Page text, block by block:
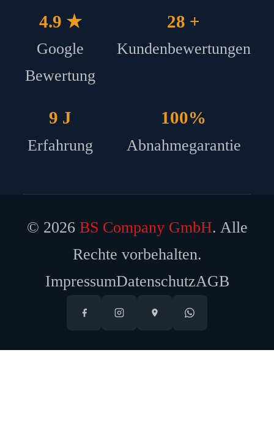
4.9 ★
Google
Bewertung
28 +
Kundenbewertungen
9 J
Erfahrung
100%
Abnahmegarantie
© 2026 BS Company GmbH. Alle
Rechte vorbehalten.
ImpressumDatenschutzAGB